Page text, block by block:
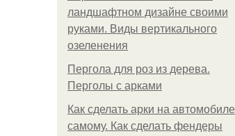
ландшафтном дизайне своими
руками. Виды вертикального
озеленения
Пергола для роз из дерева.
Перголы с арками
Как сделать арки на автомобиле
самому. Как сделать фендеры